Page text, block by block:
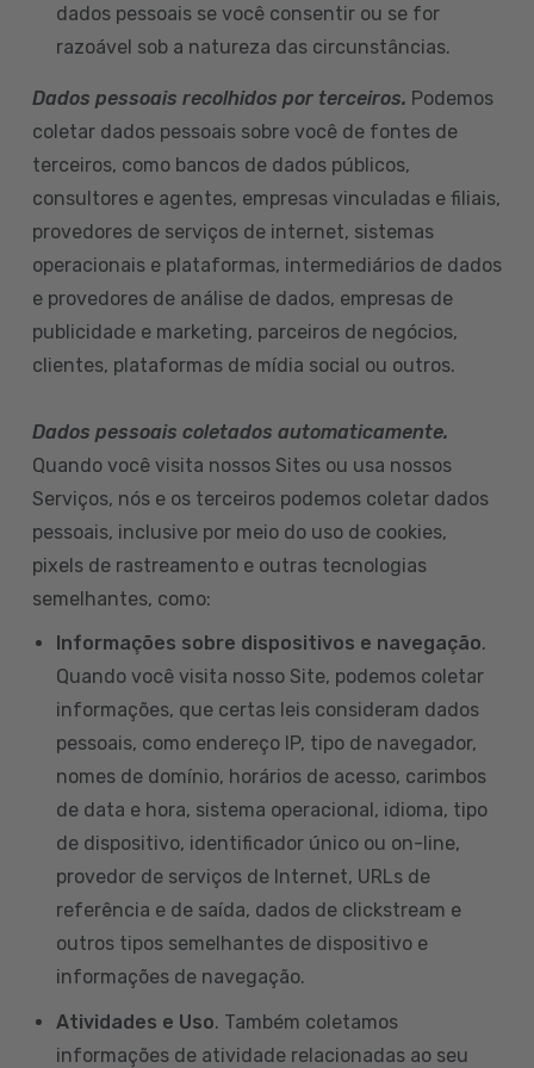
dados pessoais se você consentir ou se for
razoável sob a natureza das circunstâncias.
Dados pessoais recolhidos por terceiros. Podemos
coletar dados pessoais sobre você de fontes de
terceiros, como bancos de dados públicos,
consultores e agentes, empresas vinculadas e filiais,
provedores de serviços de internet, sistemas
operacionais e plataformas, intermediários de dados
e provedores de análise de dados, empresas de
publicidade e marketing, parceiros de negócios,
clientes, plataformas de mídia social ou outros.
Dados pessoais coletados automaticamente.
Quando você visita nossos Sites ou usa nossos
Serviços, nós e os terceiros podemos coletar dados
pessoais, inclusive por meio do uso de cookies,
pixels de rastreamento e outras tecnologias
semelhantes, como:
Informações sobre dispositivos e navegação.
Quando você visita nosso Site, podemos coletar
informações, que certas leis consideram dados
pessoais, como endereço IP, tipo de navegador,
nomes de domínio, horários de acesso, carimbos
de data e hora, sistema operacional, idioma, tipo
de dispositivo, identificador único ou on-line,
provedor de serviços de Internet, URLs de
referência e de saída, dados de clickstream e
outros tipos semelhantes de dispositivo e
informações de navegação.
Atividades e Uso. Também coletamos
informações de atividade relacionadas ao seu